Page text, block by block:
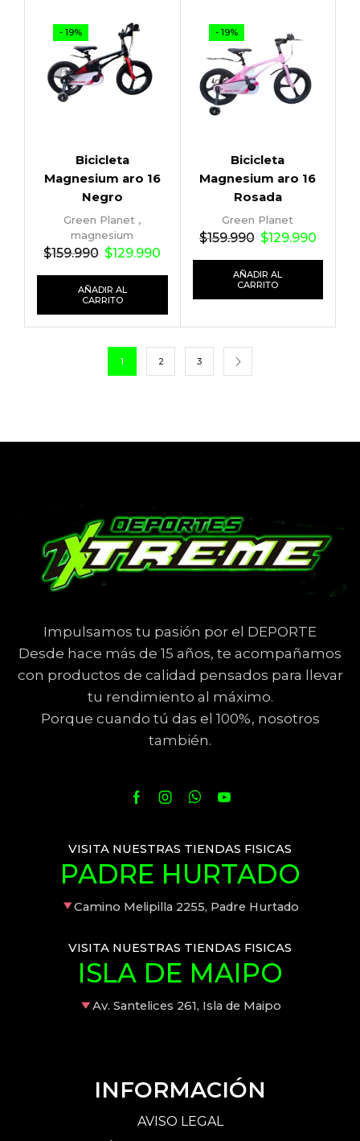
- 19%
Bicicleta
Magnesium aro 16
Negro
Green Planet ,
magnesium
$159.990 $129.990
AÑADIR AL
CARRITO
- 19%
Bicicleta
Magnesium aro 16
Rosada
Green Planet
$159.990 $129.990
AÑADIR AL
CARRITO
1 2 3
Impulsamos tu pasión por el DEPORTE
Desde hace más de 15 años, te acompañamos
con productos de calidad pensados para llevar
tu rendimiento al máximo.
Porque cuando tú das el 100%, nosotros
también.
VISITA NUESTRAS TIENDAS FISICAS
PADRE HURTADO
Camino Melipilla 2255, Padre Hurtado
VISITA NUESTRAS TIENDAS FISICAS
ISLA DE MAIPO
Av. Santelices 261, Isla de Maipo
INFORMACIÓN
AVISO LEGAL